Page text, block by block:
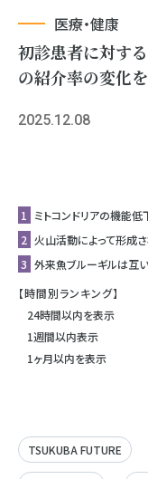
医療・健康
初診患者に対す
の紹介率の変化
2025.12.08
1 ミトコンドリアの機能
2 ⽕⼭活動によって形成
3 外来魚ブルーギルは互
【時間別ランキング】
24時間以内を表示
1週間以内表示
1ヶ月以内を表示
TSUKUBA FUTURE